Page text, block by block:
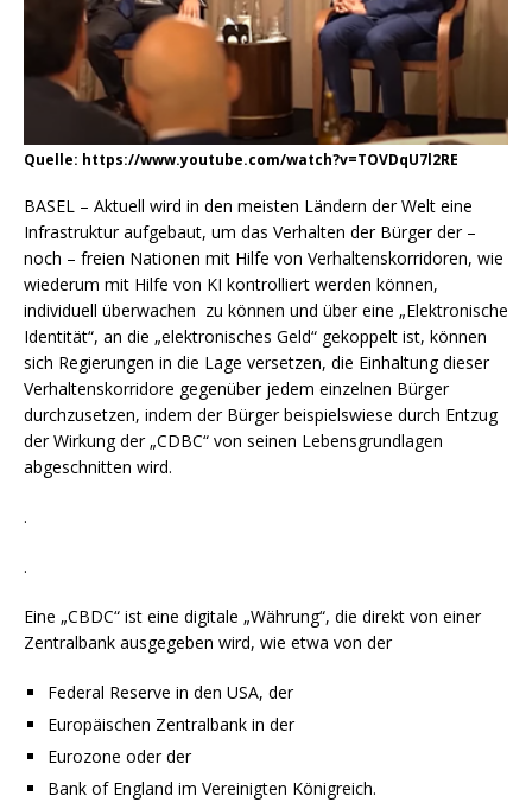
Quelle: https://www.youtube.com/watch?v=TOVDqU7l2RE
BASEL – Aktuell wird in den meisten Ländern der Welt eine
Infrastruktur aufgebaut, um das Verhalten der Bürger der –
noch – freien Nationen mit Hilfe von Verhaltenskorridoren, wie
wiederum mit Hilfe von KI kontrolliert werden können,
individuell überwachen zu können und über eine „Elektronische
Identität“, an die „elektronisches Geld“ gekoppelt ist, können
sich Regierungen in die Lage versetzen, die Einhaltung dieser
Verhaltenskorridore gegenüber jedem einzelnen Bürger
durchzusetzen, indem der Bürger beispielswiese durch Entzug
der Wirkung der „CDBC“ von seinen Lebensgrundlagen
abgeschnitten wird.
.
.
Eine „CBDC“ ist eine digitale „Währung“, die direkt von einer
Zentralbank ausgegeben wird, wie etwa von der
Federal Reserve in den USA, der
Europäischen Zentralbank in der
Eurozone oder der
Bank of England im Vereinigten Königreich.